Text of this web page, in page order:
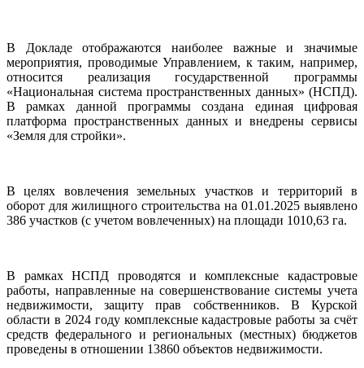
В Докладе отображаются наиболее важные и значимые
мероприятия, проводимые Управлением, к таким, например,
относится реализация государственной программы
«Национальная система пространственных данных» (НСПД).
В рамках данной программы создана единая цифровая
платформа пространственных данных и внедрены сервисы
«Земля для стройки».
В целях вовлечения земельных участков и территорий в
оборот для жилищного строительства на 01.01.2025 выявлено
386 участков (с учетом вовлеченных) на площади 1010,63 га.
В рамках НСПД проводятся и комплексные кадастровые
работы, направленные на совершенствование системы учета
недвижимости, защиту прав собственников. В Курской
области в 2024 году комплексные кадастровые работы за счёт
средств федерального и региональных (местных) бюджетов
проведены в отношении 13860 объектов недвижимости.